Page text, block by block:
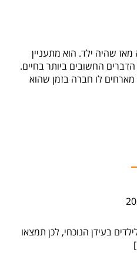
מאז שהיה ילד. הוא מתעניין
החשובים ביותר בחיים.
מארחים לו חברה בזמן שהוא
בעידן הנוכחי, לכן תמצאו